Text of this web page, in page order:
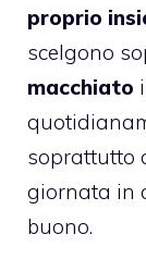
proprio
scelgono
macchiato
soprattutto
giornata in
buono.